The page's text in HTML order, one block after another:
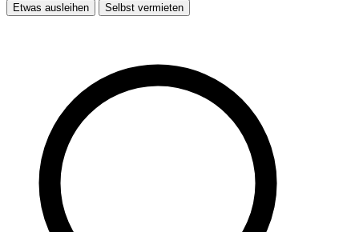
Etwas ausleihen Selbst vermieten